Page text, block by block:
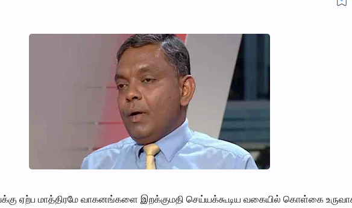
ஏற்ப மாத்திரமே வாகனங்களை இறக்குமதி செய்யக்கூடிய வகையில் கொள்கை